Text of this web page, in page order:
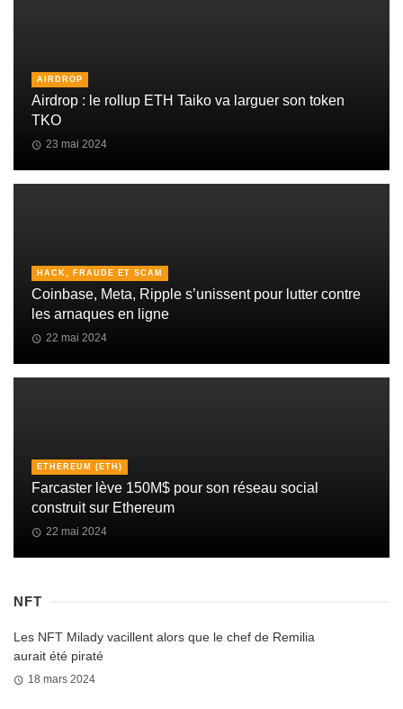
AIRDROP
Airdrop : le rollup ETH Taiko va larguer son token
TKO
23 mai 2024
HACK, FRAUDE ET SCAM
Coinbase, Meta, Ripple s’unissent pour lutter contre
les arnaques en ligne
22 mai 2024
ETHEREUM (ETH)
Farcaster lève 150M$ pour son réseau social
construit sur Ethereum
22 mai 2024
NFT
Les NFT Milady vacillent alors que le chef de Remilia
aurait été piraté
18 mars 2024